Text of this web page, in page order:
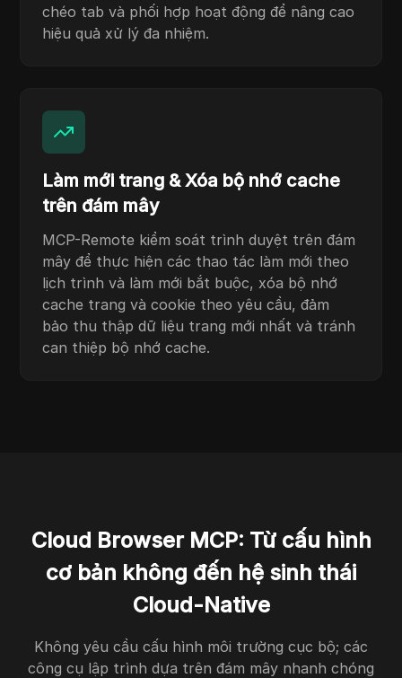
chéo tab và phối hợp hoạt động để nâng cao
hiệu quả xử lý đa nhiệm.
Làm mới trang & Xóa bộ nhớ cache
trên đám mây
MCP-Remote kiểm soát trình duyệt trên đám
mây để thực hiện các thao tác làm mới theo
lịch trình và làm mới bắt buộc, xóa bộ nhớ
cache trang và cookie theo yêu cầu, đảm
bảo thu thập dữ liệu trang mới nhất và tránh
can thiệp bộ nhớ cache.
Cloud Browser MCP: Từ cấu hình
cơ bản không đến hệ sinh thái
Cloud-Native
Không yêu cầu cấu hình môi trường cục bộ; các
công cụ lập trình dựa trên đám mây nhanh chóng